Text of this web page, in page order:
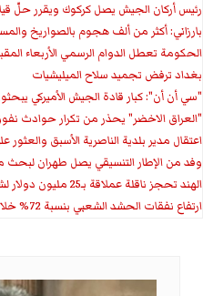
رئيس أركان الجيش يصل كركوك ويقرر حلّ
بارزاني: أكثر من ألف هجوم بالصواريخ
الحكومة تعطل الدوام الرسمي الأربعاء
بغداد ترفض تجميد سلاح الميليشيات
"سي أن أن": كبار قادة الجيش الأميركي
"العراق الاخضر" يحذر من تكرار حوادث
اعتقال مدير بلدية الناصرية الأسبق والعثور على 600 معاملة قطعة
وفد من الإطار التنسيقي يصل طهران
الهند تحجز ناقلة عملاقة بـ25 مليون دولار لشراء النفط العراقي
ارتفاع نفقات الحشد الشعبي بنسبة 72% خلال ست سنوات